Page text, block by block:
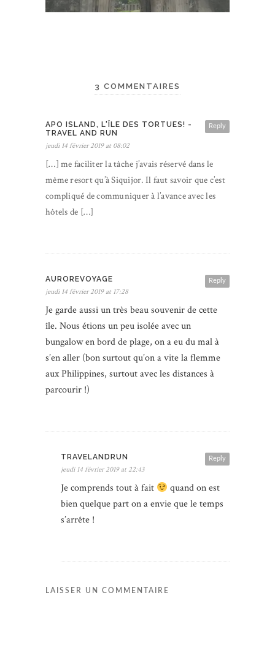
3 COMMENTAIRES
Reply
APO ISLAND, L'ÎLE DES TORTUES! -
TRAVEL AND RUN
jeudi 14 février 2019 at 08:02
[…] me faciliter la tâche j’avais réservé dans le
même resort qu’à Siquijor. Il faut savoir que c’est
compliqué de communiquer à l’avance avec les
hôtels de […]
Reply
AUROREVOYAGE
jeudi 14 février 2019 at 17:28
Je garde aussi un très beau souvenir de cette
île. Nous étions un peu isolée avec un
bungalow en bord de plage, on a eu du mal à
s’en aller (bon surtout qu’on a vite la flemme
aux Philippines, surtout avec les distances à
parcourir !)
Reply
TRAVELANDRUN
jeudi 14 février 2019 at 22:43
Je comprends tout à fait
quand on est
bien quelque part on a envie que le temps
s’arrête !
LAISSER UN COMMENTAIRE